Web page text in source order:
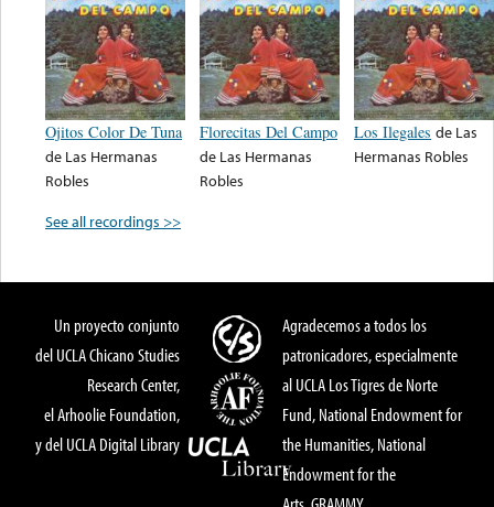
Ojitos Color De Tuna
de Las Hermanas
Robles
Florecitas Del Campo
de Las Hermanas
Robles
Los Ilegales de Las
Hermanas Robles
See all recordings >>
Un proyecto conjunto
del UCLA Chicano Studies
Research Center,
el Arhoolie Foundation,
y del UCLA Digital Library
Agradecemos a todos los
patronicadores, especialmente
al UCLA Los Tigres de Norte
Fund, National Endowment for
the Humanities, National
Endowment for the